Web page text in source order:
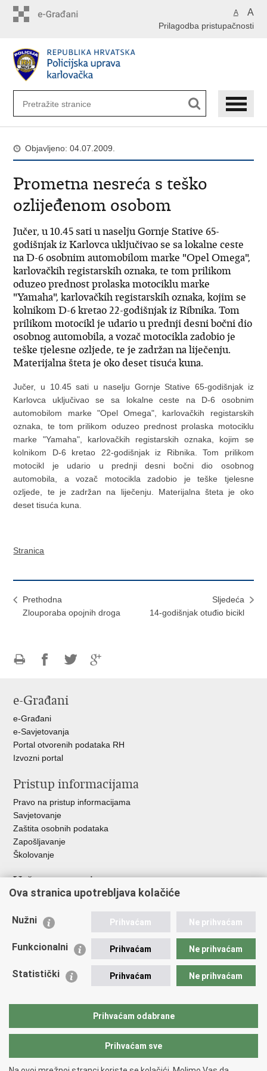
A A
Prilagodba pristupačnosti
Objavljeno: 04.07.2009.
Prometna nesreća s teško
ozlijeđenom osobom
Jučer, u 10.45 sati u naselju Gornje Stative 65-
godišnjak iz Karlovca uključivao se sa lokalne ceste
na D-6 osobnim automobilom marke "Opel Omega",
karlovačkih registarskih oznaka, te tom prilikom
oduzeo prednost prolaska motociklu marke
"Yamaha", karlovačkih registarskih oznaka, kojim se
kolnikom D-6 kretao 22-godišnjak iz Ribnika. Tom
prilikom motocikl je udario u prednji desni bočni dio
osobnog automobila, a vozač motocikla zadobio je
teške tjelesne ozljede, te je zadržan na liječenju.
Materijalna šteta je oko deset tisuća kuna.
Jučer, u 10.45 sati u naselju Gornje Stative 65-godišnjak iz
Karlovca uključivao se sa lokalne ceste na D-6 osobnim
automobilom marke "Opel Omega", karlovačkih registarskih
oznaka, te tom prilikom oduzeo prednost prolaska motociklu
marke "Yamaha", karlovačkih registarskih oznaka, kojim se
kolnikom D-6 kretao 22-godišnjak iz Ribnika. Tom prilikom
motocikl je udario u prednji desni bočni dio osobnog
automobila, a vozač motocikla zadobio je teške tjelesne
ozljede, te je zadržan na liječenju.
Materijalna šteta je oko
deset tisuća kuna.
Stranica
Prethodna
Zlouporaba opojnih droga
Sljedeća
14-godišnjak otuđio bicikl
FacebookuTwitteru
e-Građani
e-Građani
e-Savjetovanja
Portal otvorenih podataka RH
Izvozni portal
Pristup informacijama
Pravo na pristup informacijama
Savjetovanje
Zaštita osobnih podataka
Zapošljavanje
Školovanje
Važne poveznice
Ministarstvo unutarnjih poslova
Udruge
Policijska akademija
Zaklada policijske solidarnosti
Vučetić"
Ova stranica upotrebljava kolačiće
Nužni Prihvaćam Ne prihvaćam
Funkcionalni Prihvaćam Ne prihvaćam
Statistički Prihvaćam Ne prihvaćam
Prihvaćam odabrane
Prihvaćam sve